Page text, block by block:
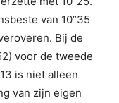
van 10”35
Bij de
voor de tweede
is niet alleen
van zijn eigen